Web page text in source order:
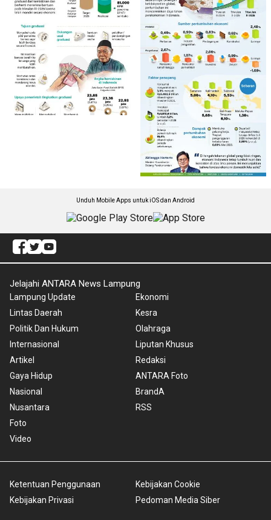
Unduh Mobile Apps untuk iOS dan Android
Jelajahi ANTARA News Lampung
Lampung Update
Lintas Daerah
Politik Dan Hukum
Internasional
Artikel
Gaya Hidup
Nasional
Nusantara
Foto
Video
Ekonomi
Kesra
Olahraga
Liputan Khusus
Redaksi
ANTARA Foto
BrandA
RSS
Ketentuan Penggunaan
Kebijakan Privasi
Kebijakan Cookie
Pedoman Media Siber